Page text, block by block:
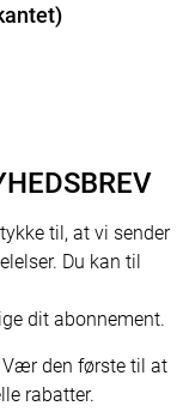
til, at vi sender
Du kan til
dit abonnement.
Vær den første til at
rabatter.